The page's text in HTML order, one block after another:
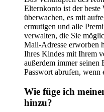
Elternkonto ist der beste
überwachen, es mit
ermutigen und alle
verwalten, die Sie
Mail-Adresse erworben
Ihres Kindes mit Ihrem
außerdem immer seinen
Passwort abrufen, wenn
Wie füge ich
hinzu?